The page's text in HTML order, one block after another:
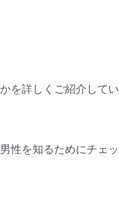
を詳しくご紹介してい
性を知るためにチェッ